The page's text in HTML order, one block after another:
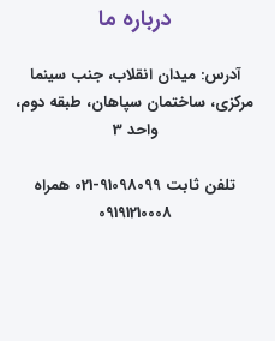
درباره ما
آدرس: میدان انقلاب، جنب سینما
مرکزی، ساختمان سپاهان، طبقه دوم،
واحد 3
تلفن ثابت 91098099-021 همراه
09191210008